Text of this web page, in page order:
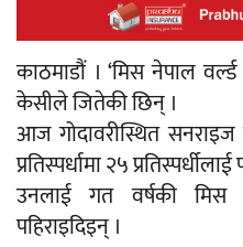
काठमाडौं । ‘मिस नेपाल
केसीले जितेकी छिन् ।
आज गोदावरीस्थित
प्रतिस्पर्धामा २५
उनलाई गत वर्षकी मिस
पहिराइदिइन् ।